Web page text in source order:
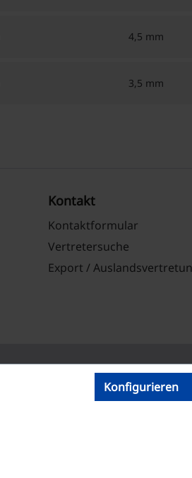
4,5 mm
3,5 mm
Kontakt
Kontaktformular
Vertretersuche
Export /
Konfigurieren